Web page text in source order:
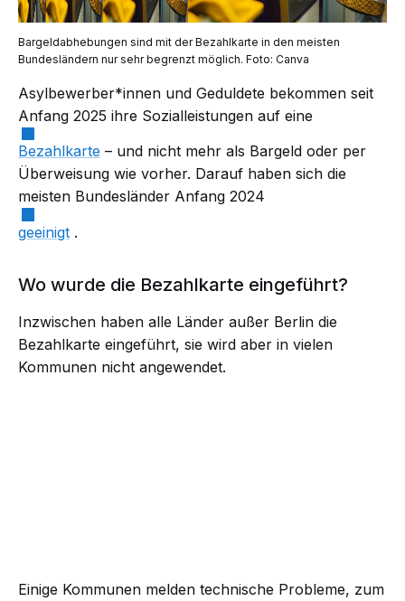
Bargeldabhebungen sind mit der Bezahlkarte in den meisten
Bundesländern nur sehr begrenzt möglich. Foto: Canva
Asylbewerber*innen und Geduldete bekommen seit
Anfang 2025 ihre Sozialleistungen auf eine
Bezahlkarte – und nicht mehr als Bargeld oder per
Überweisung wie vorher. Darauf haben sich die
meisten Bundesländer Anfang 2024
geeinigt .
Wo wurde die Bezahlkarte eingeführt?
Inzwischen haben alle Länder außer Berlin die
Bezahlkarte eingeführt, sie wird aber in vielen
Kommunen nicht angewendet.
Einige Kommunen melden technische Probleme, zum